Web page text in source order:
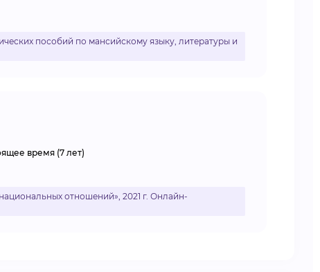
пособий по мансийскому языку, литературы и
время (7 лет)
отношений», 2021 г. Онлайн-